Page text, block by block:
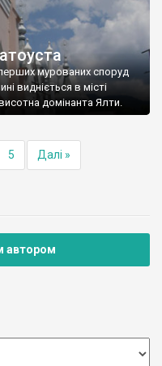
мурованих споруд
видніється в місті
домінанта Ялти.
5 Далі »
автором